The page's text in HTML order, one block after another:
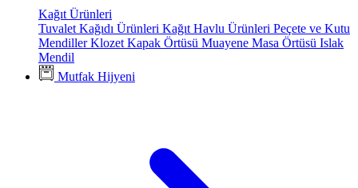
Kağıt Ürünleri
Tuvalet Kağıdı Ürünleri Kağıt Havlu Ürünleri Peçete ve Kutu
MendillerKlozet Kapak Örtüsü Muayene Masa Örtüsü Islak
Mendil
Mutfak Hijyeni